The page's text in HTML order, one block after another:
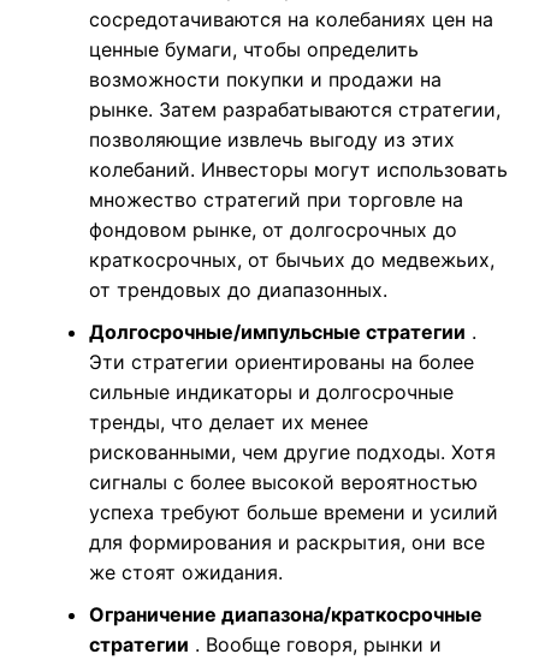
сосредотачиваются на колебаниях цен на
ценные бумаги, чтобы определить
возможности покупки и продажи на
рынке. Затем разрабатываются стратегии,
позволяющие извлечь выгоду из этих
колебаний. Инвесторы могут использовать
множество стратегий при торговле на
фондовом рынке, от долгосрочных до
краткосрочных, от бычьих до медвежьих,
от трендовых до диапазонных.
Долгосрочные/импульсные стратегии .
Эти стратегии ориентированы на более
сильные индикаторы и долгосрочные
тренды, что делает их менее
рискованными, чем другие подходы. Хотя
сигналы с более высокой вероятностью
успеха требуют больше времени и усилий
для формирования и раскрытия, они все
же стоят ожидания.
Ограничение диапазона/краткосрочные
стратегии . Вообще говоря, рынки и